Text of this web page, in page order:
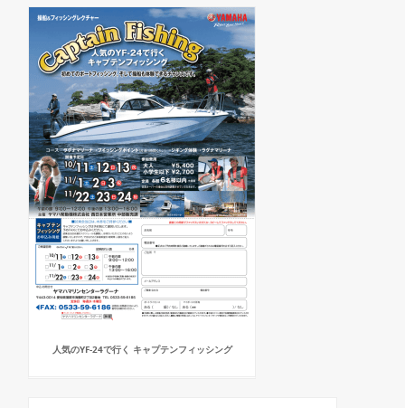
人気のYF-24で行く キャプテンフィッシング